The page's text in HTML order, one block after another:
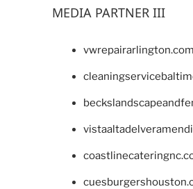
MEDIA PARTNER III
vwrepairarlington.com